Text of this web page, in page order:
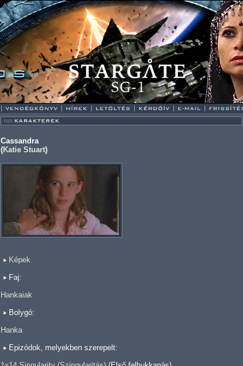
Cassandra
(Katie Stuart)
Képek
Faj:
Hankaiak
Bolygó:
Hanka
Epizódok, melyekben szerepelt: